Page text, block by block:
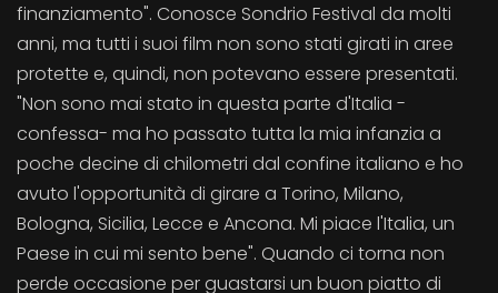
finanziamento". Conosce Sondrio Festival da molti
anni, ma tutti i suoi film non sono stati girati in aree
protette e, quindi, non potevano essere presentati.
"Non sono mai stato in questa parte d'Italia -
confessa- ma ho passato tutta la mia infanzia a
poche decine di chilometri dal confine italiano e ho
avuto l'opportunità di girare a Torino, Milano,
Bologna, Sicilia, Lecce e Ancona. Mi piace l'Italia, un
Paese in cui mi sento bene". Quando ci torna non
perde occasione per guastarsi un buon piatto di